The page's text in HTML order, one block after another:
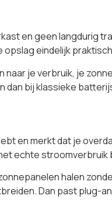
en geen langdurig
eindelijk
je verbruik, je
dan bij klassieke
en merkt dat je
echte stroomverbruik
halen
Dan past plug-